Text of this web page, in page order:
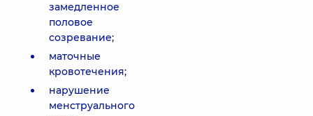
замедленное
половое
созревание;
маточные
кровотечения;
нарушение
менструального